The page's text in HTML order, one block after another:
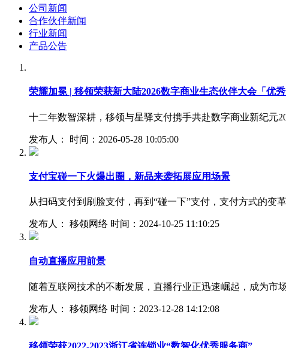
公司新闻
合作伙伴新闻
行业新闻
产品公告
荣耀加冕 | 移领荣获新大陆2026数字商业生态伙伴大会「优
十二年数智深耕，移领与星驿支付携手共赴数字商业新纪元
发布人： 时间：2026-05-28 10:05:00
支付宝碰一下火爆出圈，新品来袭拓展应用场景
从扫码支付到刷脸支付，再到“碰一下”支付，支付方式的
发布人： 移领网络 时间：2024-10-25 11:10:25
自动直播应用前景
随着互联网技术的不断发展，直播行业正迅速崛起，成为
发布人： 移领网络 时间：2023-12-28 14:12:08
移领荣获2022-2023浙江省连锁业“数智化优秀服务商”